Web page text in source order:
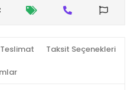
Taksit Seçenekleri